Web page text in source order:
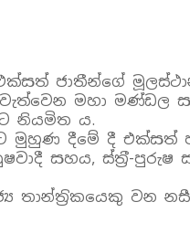
ජාතීන්ගේ
මහා මණ්ඩල
නියමිත ය.
දීමේ දී එක්සත්
සහය, ස්ත‍්‍රී-
වන නසීර්